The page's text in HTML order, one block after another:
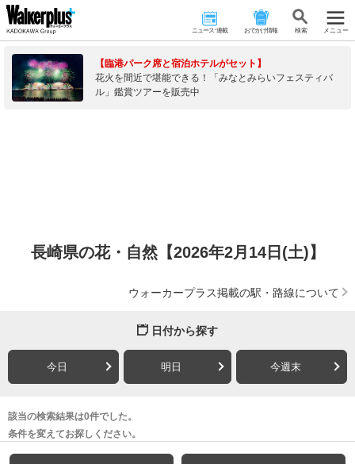
ニュース･連載 おでかけ情報 検 索 メニュー
【臨港パーク席と宿泊ホテルがセット】
花火を間近で堪能できる！「みなとみらいフェスティバ
ル」鑑賞ツアーを販売中
長崎県の花・自然【2026年2月14日(土)】
ウォーカープラス掲載の駅・路線について
日付から探す
今日 明日 今週末
該当の検索結果は0件でした。
条件を変えてお探しください。